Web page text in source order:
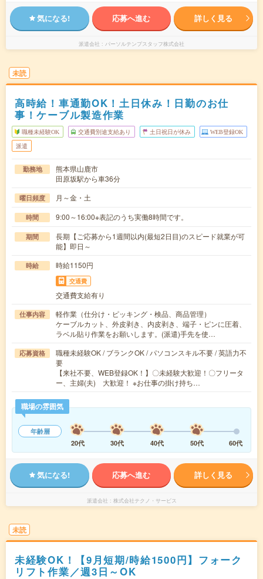
気になる! 応募へ進む 詳しく見る
派遣会社 パーソルテンプスタッフ株式会社
未読
高時給！車通勤OK！土日休み！日勤のお仕
事！ケーブル製造作業
職種未経験OK 交通費別途支給あり 土日祝日が休み WEB登録OK
派遣
勤務地
熊本県山鹿市
田原坂駅から車36分
曜日頻度 月～金・土
時間 9:00～16:00※表記のうち実働8時間です。
期間
長期【ご応募から1週間以内(最短2日目)のスピード就業が可
能】即日～
時給 時給1150円
交通費
交通費支給有り
仕事内容
軽作業（仕分け・ピッキング・検品、商品管理）
ケーブルカット、外皮剥き、内皮剥き、端子・ピンに圧着、
ラベル貼り作業をお願いします。(派遣)手先を使…
応募資格
職種未経験OK / ブランクOK / パソコンスキル不要 / 英語力不
要
【来社不要、WEB登録OK！】〇未経験大歓迎！〇フリータ
ー、主婦(夫) 大歓迎！ ※お仕事の掛け持ち…
職場の雰囲気
年齢層
20代
30代 40代 50代 60代
気になる! 応募へ進む 詳しく見る
派遣会社 株式会社テクノ・サービス
未読
未経験OK！【9月短期/時給1500円】フォーク
リフト作業／週3日～OK